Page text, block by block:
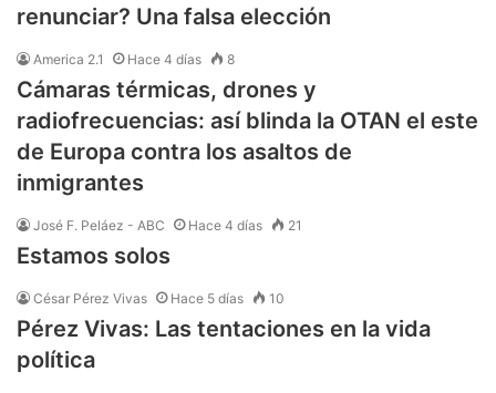
renunciar? Una falsa elección
America 2.1 Hace 4 días 8
Cámaras térmicas, drones y
radiofrecuencias: así blinda la OTAN el este
de Europa contra los asaltos de
inmigrantes
José F. Peláez - ABC Hace 4 días 21
Estamos solos
César Pérez Vivas Hace 5 días 10
Pérez Vivas: Las tentaciones en la vida
política